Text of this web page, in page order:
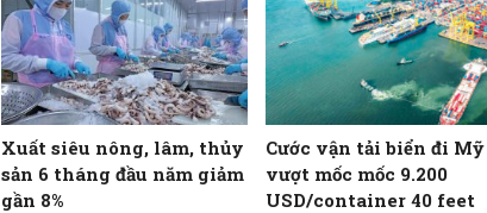
Xuất siêu nông, lâm, thủy
sản 6 tháng đầu năm giảm
gần 8%
Cước vận tải biển đi Mỹ
vượt mốc mốc 9.200
USD/container 40 feet